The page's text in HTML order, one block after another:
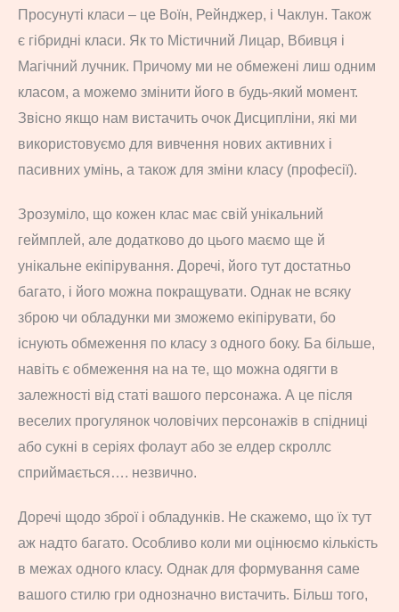
Просунуті класи – це Воїн, Рейнджер, і Чаклун. Також
є гібридні класи. Як то Містичний Лицар, Вбивця і
Магічний лучник. Причому ми не обмежені лиш одним
класом, а можемо змінити його в будь-який момент.
Звісно якщо нам вистачить очок Дисципліни, які ми
використовуємо для вивчення нових активних і
пасивних умінь, а також для зміни класу (професії).
Зрозуміло, що кожен клас має свій унікальний
геймплей, але додатково до цього маємо ще й
унікальне екіпірування. Доречі, його тут достатньо
багато, і його можна покращувати. Однак не всяку
зброю чи обладунки ми зможемо екіпірувати, бо
існують обмеження по класу з одного боку. Ба більше,
навіть є обмеження на на те, що можна одягти в
залежності від статі вашого персонажа. А це після
веселих прогулянок чоловічих персонажів в спідниці
або сукні в серіях фолаут або зе елдер скроллс
сприймається…. незвично.
Доречі щодо зброї і обладунків. Не скажемо, що їх тут
аж надто багато. Особливо коли ми оцінюємо кількість
в межах одного класу. Однак для формування саме
вашого стилю гри однозначно вистачить. Більш того,